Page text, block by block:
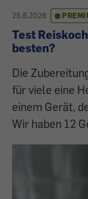
25.6.2026
Test
besten?
Die
für viele eine
einem Gerät,
Wir haben 12